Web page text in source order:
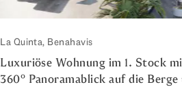
La Quinta, Benahavis
Luxuriöse Wohnung im 1. Stock
360º Panoramablick auf die Berge